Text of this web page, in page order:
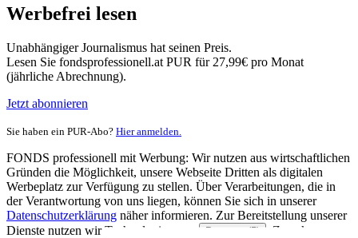
Werbefrei lesen
Unabhängiger Journalismus hat seinen Preis.
Lesen Sie fondsprofessionell.at PUR für 27,99€ pro Monat
(jährliche Abrechnung).
Jetzt abonnieren
Sie haben ein PUR-Abo? Hier anmelden.
FONDS professionell mit Werbung: Wir nutzen aus wirtschaftlichen
Gründen die Möglichkeit, unsere Webseite Dritten als digitalen
Werbeplatz zur Verfügung zu stellen. Über Verarbeitungen, die in
der Verantwortung von uns liegen, können Sie sich in unserer
Datenschutzerklärung näher informieren. Zur Bereitstellung unserer
Dienste nutzen wir Technologien von
Partnern (5)
. Zwecke: